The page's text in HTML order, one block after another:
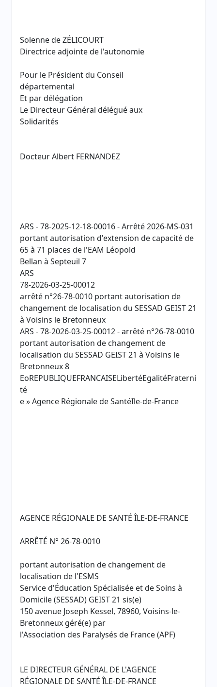
Solenne de ZÉLICOURT
Directrice adjointe de l'autonomie
Pour le Président du Conseil
départemental
Et par délégation
Le Directeur Général délégué aux
Solidarités
Docteur Albert FERNANDEZ
ARS - 78-2025-12-18-00016 - Arrêté 2026-MS-031
portant autorisation d'extension de capacité de
65 à 71 places de l'EAM Léopold
Bellan à Septeuil 7
ARS
78-2026-03-25-00012
arrêté n°26-78-0010 portant autorisation de
changement de localisation du SESSAD GEIST 21
à Voisins le Bretonneux
ARS - 78-2026-03-25-00012 - arrêté n°26-78-0010
portant autorisation de changement de
localisation du SESSAD GEIST 21 à Voisins le
Bretonneux 8
EoREPUBLIQUEFRANCAISELibertéEgalitéFraterni
té
e » Agence Régionale de SantéIle-de-France
AGENCE RÉGIONALE DE SANTÉ ÎLE-DE-FRANCE
ARRÊTÉ N° 26-78-0010
portant autorisation de changement de
localisation de l'ESMS
Service d'Éducation Spécialisée et de Soins à
Domicile (SESSAD) GEIST 21 sis(e)
150 avenue Joseph Kessel, 78960, Voisins-le-
Bretonneux géré(e) par
l'Association des Paralysés de France (APF)
LE DIRECTEUR GÉNÉRAL DE L'AGENCE
RÉGIONALE DE SANTÉ ÎLE-DE-FRANCE